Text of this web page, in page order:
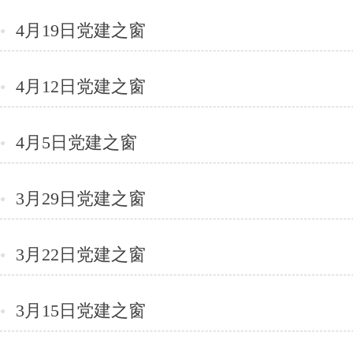
● 4月19日党建之窗
● 4月12日党建之窗
● 4月5日党建之窗
● 3月29日党建之窗
● 3月22日党建之窗
● 3月15日党建之窗